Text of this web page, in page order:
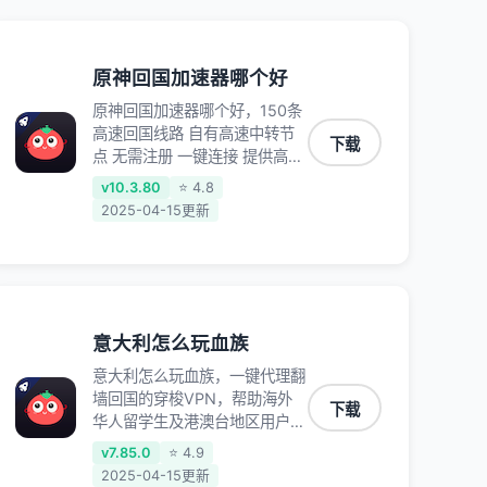
原神回国加速器哪个好
原神回国加速器哪个好，150条
高速回国线路 自有高速中转节
点 无需注册 一键连接 提供高速
线路 应用内直达视频音乐app,
快人一步 应用模式 App互不干
v10.3.80
⭐ 4.8
2025-04-15更新
下载
意大利怎么玩血族
意大利怎么玩血族，一键代理翻
墙回国的穿梭VPN，帮助海外
华人留学生及港澳台地区用户破
除地区版权限制问题，一键降低
游戏延迟，加速访问中国网站、
v7.85.0
⭐ 4.9
2025-04-15更新
下载